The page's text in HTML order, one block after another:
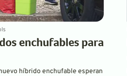
enchufables para
híbrido enchufable esperan